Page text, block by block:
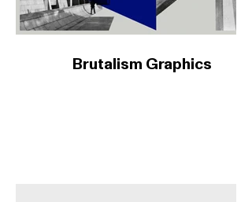
Brutalism Graphics